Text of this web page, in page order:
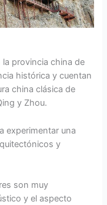
provincia china de
histórica y cuentan
china clásica de
y Zhou.
experimentar una
y
son muy
y el aspecto